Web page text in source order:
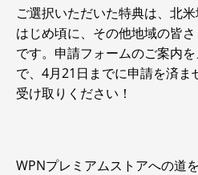
ご選択いただいた特典は、北
はじめ頃に、その他地域の皆
です。申請フォームのご案内
で、4月21日までに申請を済ま
受け取りください！
WPNプレミアムストアへの道